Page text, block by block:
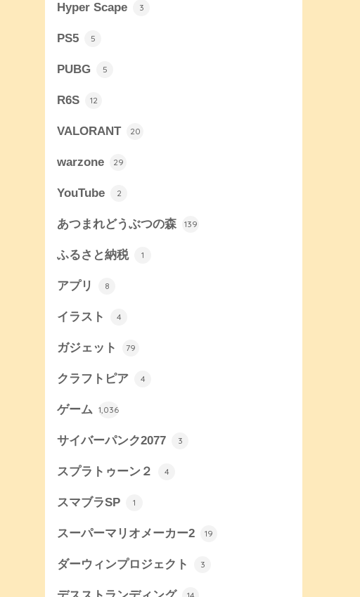
Hyper Scape 3
PS5 5
PUBG 5
R6S 12
VALORANT 20
warzone 29
YouTube 2
あつまれどうぶつの森 139
ふるさと納税 1
アプリ 8
イラスト 4
ガジェット 79
クラフトピア 4
ゲーム 1,036
サイバーパンク2077 3
スプラトゥーン２ 4
スマブラSP 1
スーパーマリオメーカー2 19
ダーウィンプロジェクト 3